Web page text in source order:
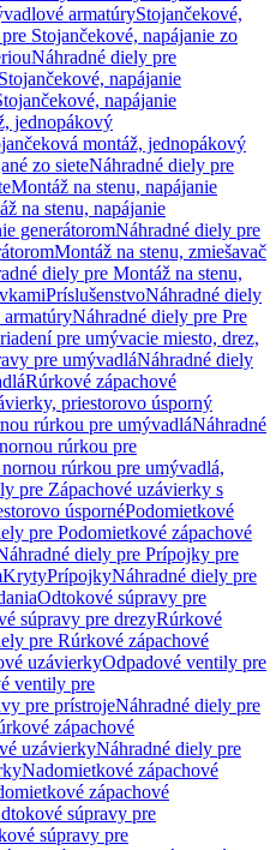
armatúryStojančekové,
Stojančekové, napájanie zo
Náhradné diely pre
Stojančekové, napájanie
napájanie
jednopákový
montáž, jednopákový
zo sieteNáhradné diely pre
Montáž na stenu, napájanie
na stenu, napájanie
generátoromNáhradné diely pre
Montáž na stenu, zmiešavač
diely pre Montáž na stenu,
PríslušenstvoNáhradné diely
Náhradné diely pre Pre
pre umývacie miesto, drez,
pre umývadláNáhradné diely
Rúrkové zápachové
priestorovo úsporný
rúrkou pre umývadláNáhradné
rúrkou pre
rúrkou pre umývadlá,
pre Zápachové uzávierky s
úspornéPodomietkové
pre Podomietkové zápachové
diely pre Prípojky pre
KrytyPrípojkyNáhradné diely pre
Odtokové súpravy pre
súpravy pre drezyRúrkové
pre Rúrkové zápachové
uzávierkyOdpadové ventily pre
ventily pre
pre prístrojeNáhradné diely pre
zápachové
uzávierkyNáhradné diely pre
Nadomietkové zápachové
zápachové
súpravy pre
súpravy pre